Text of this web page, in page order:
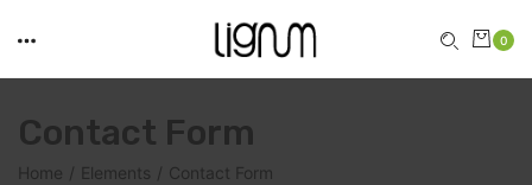
0
Contact Form
Home Elements Contact Form